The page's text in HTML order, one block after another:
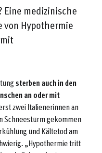
Eine medizinische
Hypothermie
sterben auch in den
an oder mit
zwei Italienerinnen an
Schneesturm gekommen
und Kältetod am
„Hypothermie tritt